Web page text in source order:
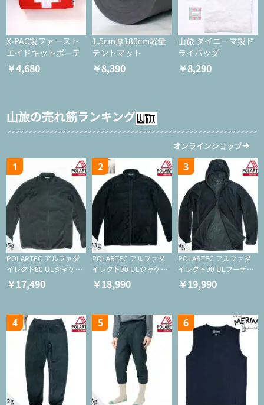
X-PAC製ファースト
エイドキットポーチ
￥4,680
1.5cm厚180cm軽量
テントマット
￥8,390
山旅 ダイニーマ製ド
ライバッグ
￥8,290
山旅の売れ筋ランキング
オンラインショップ
1
POLARTEC アルファダ
イレクト60 ULジャケッ
ト（登山/ミドルレイヤ
ー/化繊ジャケット）
￥17,490
2
POLARTEC アルファダ
イレクト90 ULジャケッ
ト（アクティブインサレ
ーション/ミドルレイヤ
￥18,990
3
POLARTEC アルファダ
イレクト90 ULフーディ
（アクティブインサレー
ション/ミドルレイヤー/
￥19,990
4 5 6